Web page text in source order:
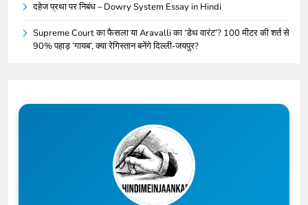
दहेज प्रथा पर निबंध – Dowry System Essay in Hindi
Supreme Court का फैसला या Aravalli का ‘डेथ वारंट’? 100 मीटर की शर्त से
90% पहाड़ ‘गायब’, क्या रेगिस्तान बनेंगे दिल्ली-जयपुर?